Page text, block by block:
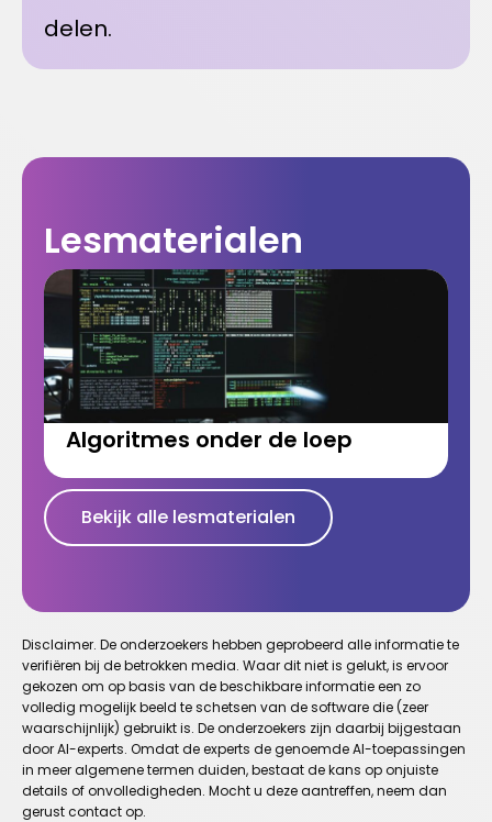
delen.
Lesmaterialen
Algoritmes onder de loep
Bekijk alle lesmaterialen
Disclaimer. De onderzoekers hebben geprobeerd alle informatie te
verifiëren bij de betrokken media. Waar dit niet is gelukt, is ervoor
gekozen om op basis van de beschikbare informatie een zo
volledig mogelijk beeld te schetsen van de software die (zeer
waarschijnlijk) gebruikt is. De onderzoekers zijn daarbij bijgestaan
door AI-experts. Omdat de experts de genoemde AI-toepassingen
in meer algemene termen duiden, bestaat de kans op onjuiste
details of onvolledigheden. Mocht u deze aantreffen, neem dan
gerust contact op.